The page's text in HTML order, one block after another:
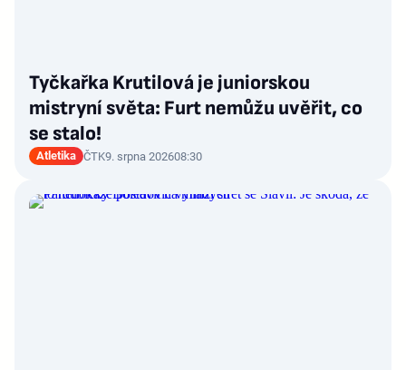
Tyčkařka Krutilová je juniorskou
mistryní světa: Furt nemůžu uvěřit, co
se stalo!
Atletika ČTK9. srpna 202608:30